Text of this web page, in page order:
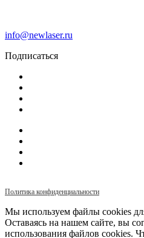
info@newlaser.ru
Подписаться
Политика конфиденциальности
Мы используем файлы cookies
Оставаясь на нашем сайте, вы
использования файлов cookies.